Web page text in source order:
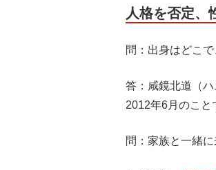
人格を否定、
問：出身はどこ
答：咸鏡北道（
2012年6月のこと
問：家族と一緒